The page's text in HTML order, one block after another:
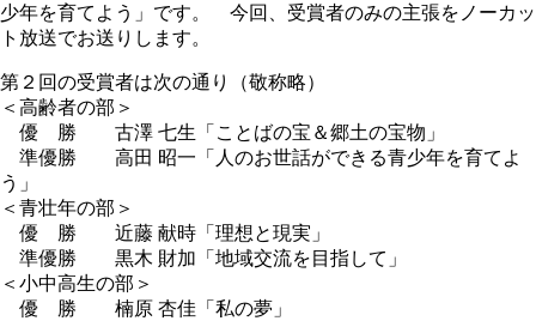
少年を育てよう」です。 今回、受賞者のみの主張をノーカッ
ト放送でお送りします。
第２回の受賞者は次の通り（敬称略）
＜高齢者の部＞
優 勝 古澤 七生「ことばの宝＆郷土の宝物」
準優勝 高田 昭一「人のお世話ができる青少年を育てよ
う」
＜青壮年の部＞
優 勝 近藤 献時「理想と現実」
準優勝 黒木 財加「地域交流を目指して」
＜小中高生の部＞
優 勝 楠原 杏佳「私の夢」